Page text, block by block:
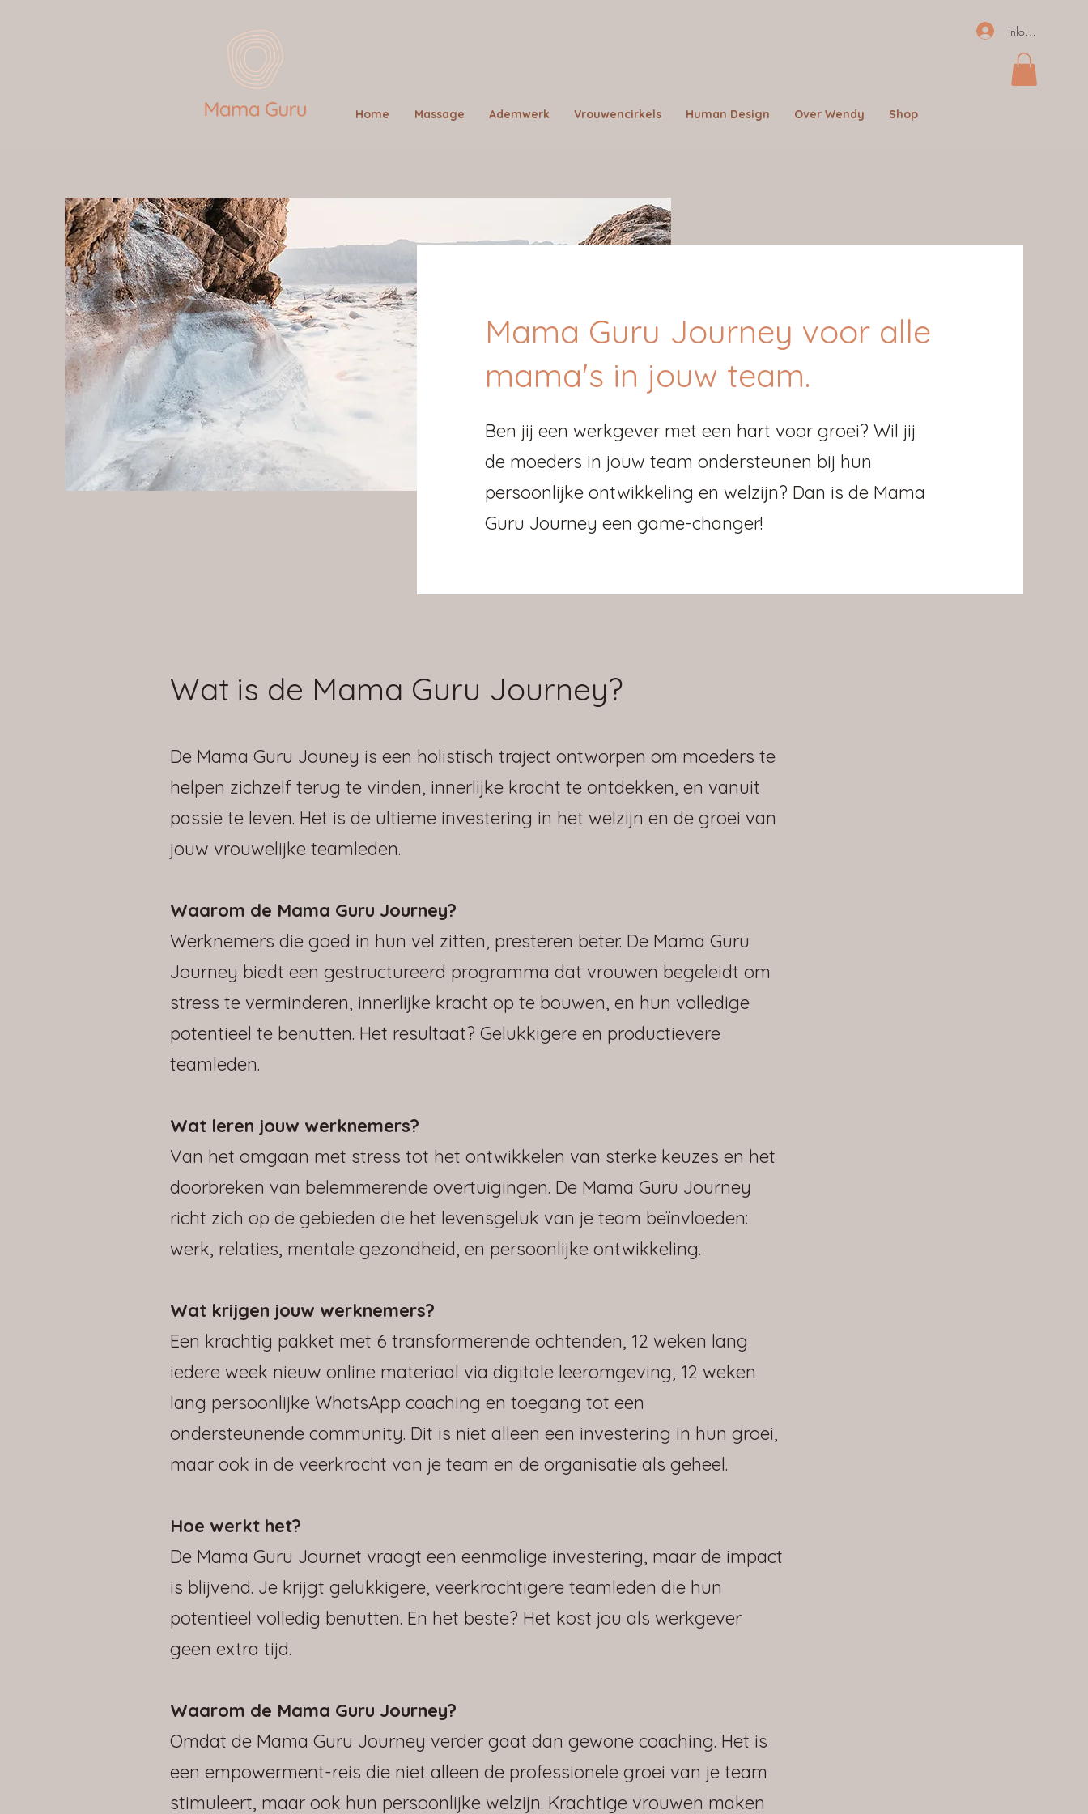
Inloggen
Home Massage Ademwerk Vrouwencirkels Human Design Over Wendy Shop
Mama Guru Journey voor alle
mama's in jouw team.
Ben jij een werkgever met een hart voor groei? Wil jij
de moeders in jouw team ondersteunen bij hun
persoonlijke ontwikkeling en welzijn? Dan is de Mama
Guru Journey een game-changer!
Wat is de Mama Guru Journey?
De Mama Guru Jouney is een holistisch traject ontworpen om moeders te
helpen zichzelf terug te vinden, innerlijke kracht te ontdekken, en vanuit
passie te leven. Het is de ultieme investering in het welzijn en de groei van
jouw vrouwelijke teamleden.
Waarom de Mama Guru Journey?
Werknemers die goed in hun vel zitten, presteren beter. De Mama Guru
Journey biedt een gestructureerd programma dat vrouwen begeleidt om
stress te verminderen, innerlijke kracht op te bouwen, en hun volledige
potentieel te benutten. Het resultaat? Gelukkigere en productievere
teamleden.
Wat leren jouw werknemers?
Van het omgaan met stress tot het ontwikkelen van sterke keuzes en het
doorbreken van belemmerende overtuigingen. De Mama Guru Journey
richt zich op de gebieden die het levensgeluk van je team beïnvloeden:
werk, relaties, mentale gezondheid, en persoonlijke ontwikkeling.
Wat krijgen jouw werknemers?
Een krachtig pakket met 6 transformerende ochtenden, 12 weken lang
iedere week nieuw online materiaal via digitale leeromgeving, 12 weken
lang persoonlijke WhatsApp coaching en toegang tot een
ondersteunende community. Dit is niet alleen een investering in hun groei,
maar ook in de veerkracht van je team en de organisatie als geheel.
Hoe werkt het?
De Mama Guru Journet vraagt een eenmalige investering, maar de impact
is blijvend. Je krijgt gelukkigere, veerkrachtigere teamleden die hun
potentieel volledig benutten. En het beste? Het kost jou als werkgever
geen extra tijd.
Waarom de Mama Guru Journey?
Omdat de Mama Guru Journey verder gaat dan gewone coaching. Het is
een empowerment-reis die niet alleen de professionele groei van je team
stimuleert, maar ook hun persoonlijke welzijn. Krachtige vrouwen maken